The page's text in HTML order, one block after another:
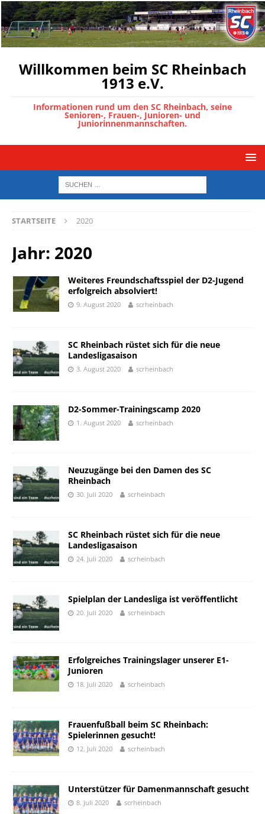
Willkommen beim SC Rheinbach
1913 e.V.
Informationen rund um den SC Rheinbach, seine
Senioren-, Frauen-, Junioren- und
Juniorinnenmannschaften.
STARTSEITE 2020
Jahr: 2020
Weiteres Freundschaftsspiel der D2-Jugend
erfolgreich absolviert!
9. August 2020 scrheinbach
SC Rheinbach rüstet sich für die neue
Landesligasaison
3. August 2020 scrheinbach
D2-Sommer-Trainingscamp 2020
1. August 2020 scrheinbach
Neuzugänge bei den Damen des SC
Rheinbach
30. Juli 2020 scrheinbach
SC Rheinbach rüstet sich für die neue
Landesligasaison
24. Juli 2020 scrheinbach
Spielplan der Landesliga ist veröffentlicht
20. Juli 2020 scrheinbach
Erfolgreiches Trainingslager unserer E1-
Junioren
18. Juli 2020 scrheinbach
Frauenfußball beim SC Rheinbach:
Spielerinnen gesucht!
12. Juli 2020 scrheinbach
Unterstützer für Damenmannschaft gesucht
8. Juli 2020 scrheinbach